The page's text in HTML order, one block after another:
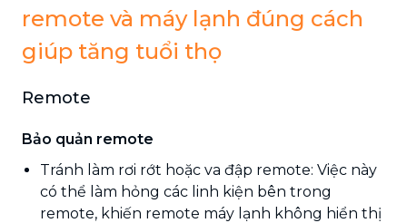
remote và máy lạnh đúng cách
giúp tăng tuổi thọ
Remote
Bảo quản remote
Tránh làm rơi rớt hoặc va đập remote: Việc này
có thể làm hỏng các linh kiện bên trong
remote, khiến remote máy lạnh không hiển thị